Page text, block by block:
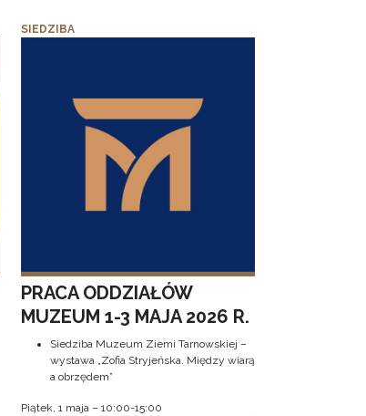
SIEDZIBA
PRACA ODDZIAŁÓW
MUZEUM 1-3 MAJA 2026 R.
Siedziba Muzeum Ziemi Tarnowskiej –
wystawa „Zofia Stryjeńska. Między wiarą
a obrzędem”
Piątek, 1 maja – 10:00-15:00